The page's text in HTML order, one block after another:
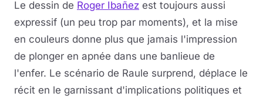
Le dessin de Roger Ibañez est toujours aussi
expressif (un peu trop par moments), et la mise
en couleurs donne plus que jamais l'impression
de plonger en apnée dans une banlieue de
l'enfer. Le scénario de Raule surprend, déplace le
récit en le garnissant d'implications politiques et